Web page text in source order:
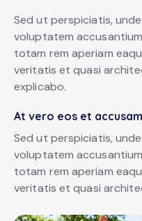
Sed ut perspiciatis,
voluptatem
totam rem aperiam
veritatis et quasi
explicabo.
At vero eos et accusam
Sed ut perspiciatis,
voluptatem
totam rem aperiam
veritatis et quasi